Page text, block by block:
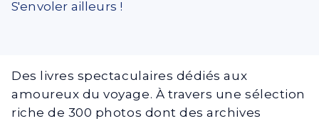
S'envoler ailleurs !
Des livres spectaculaires dédiés aux
amoureux du voyage. À travers une sélection
riche de 300 photos dont des archives